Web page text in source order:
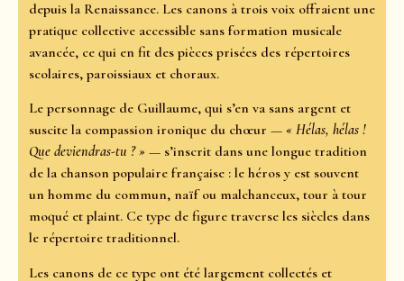
depuis la Renaissance. Les canons à trois voix offraient une
pratique collective accessible sans formation musicale
avancée, ce qui en fit des pièces prisées des répertoires
scolaires, paroissiaux et choraux.
Le personnage de Guillaume, qui s’en va sans argent et
suscite la compassion ironique du chœur — « Hélas, hélas !
Que deviendras-tu ? » — s’inscrit dans une longue tradition
de la chanson populaire française : le héros y est souvent
un homme du commun, naïf ou malchanceux, tour à tour
moqué et plaint. Ce type de figure traverse les siècles dans
le répertoire traditionnel.
Les canons de ce type ont été largement collectés et